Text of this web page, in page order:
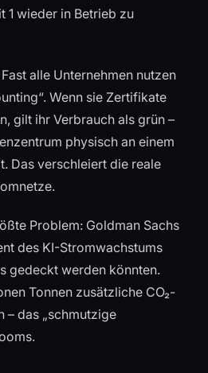
1 wieder in Betrieb zu
Fast alle Unternehmen nutzen
Wenn sie Zertifikate
gilt ihr Verbrauch als grün –
physisch an einem
Das verschleiert die reale
Problem: Goldman Sachs
des KI-Stromwachstums
gedeckt werden könnten.
Tonnen zusätzliche CO₂-
– das „schmutzige